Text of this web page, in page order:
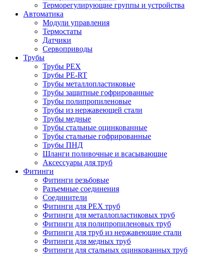
Терморегулирующие группы и устройства
Автоматика
Модули управления
Термостаты
Датчики
Сервоприводы
Трубы
Трубы PEX
Трубы PE-RT
Трубы металлопластиковые
Трубы защитные гофрированные
Трубы полипропиленовые
Трубы из нержавеющей стали
Трубы медные
Трубы стальные оцинкованные
Трубы стальные гофрированные
Трубы ПНД
Шланги поливочные и всасывающие
Аксессуары для труб
Фитинги
Фитинги резьбовые
Разъемные соединения
Соединители
Фитинги для PEX труб
Фитинги для металлопластиковых труб
Фитинги для полипропиленовых труб
Фитинги для труб из нержавеющие стали
Фитинги для медных труб
Фитинги для стальных оцинкованных труб